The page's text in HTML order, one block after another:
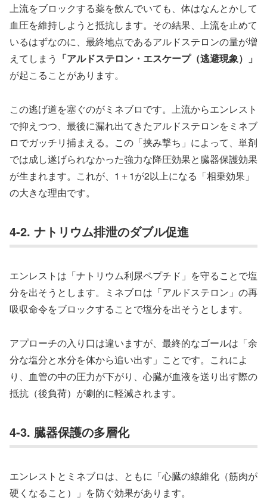
上流をブロックする薬を飲んでいても、体はなんとかして
血圧を維持しようと抵抗します。その結果、上流を止めて
いるはずなのに、最終地点であるアルドステロンの量が増
えてしまう 「アルドステロン・エスケープ（逃避現象）」
が起こることがあります。
この逃げ道を塞ぐのがミネブロです。上流からエンレスト
で抑えつつ、最後に漏れ出てきたアルドステロンをミネブ
ロでガッチリ捕まえる。この「挟み撃ち」によって、単剤
では成し遂げられなかった強力な降圧効果と臓器保護効果
が生まれます。これが、1＋1が2以上になる「相乗効果」
の大きな理由です。
4-2. ナトリウム排泄のダブル促進
エンレストは「ナトリウム利尿ペプチド」を守ることで塩
分を出そうとします。ミネブロは「アルドステロン」の再
吸収命令をブロックすることで塩分を出そうとします。
アプローチの入り口は違いますが、最終的なゴールは「余
分な塩分と水分を体から追い出す」ことです。これによ
り、血管の中の圧力が下がり、心臓が血液を送り出す際の
抵抗（後負荷）が劇的に軽減されます。
4-3. 臓器保護の多層化
エンレストとミネブロは、ともに「心臓の線維化（筋肉が
硬くなること）」を防ぐ効果があります。